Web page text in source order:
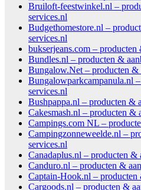
Bruiloft-feestwinkel.nl –
services.nl
Budgethomestore.nl –
services.nl
bukserjeans.com –
Bundles.nl – producten &
Bungalow.Net – producten &
Bungalowparkcampanula.nl
services.nl
Bushpappa.nl – producten &
Cakesmash.nl – producten &
Campings.com NL –
Campingzonneweelde.nl –
services.nl
Canadaplus.nl – producten &
Canduro.nl – producten &
Captain-Hook.nl – producten
Cargoods.nl – producten &